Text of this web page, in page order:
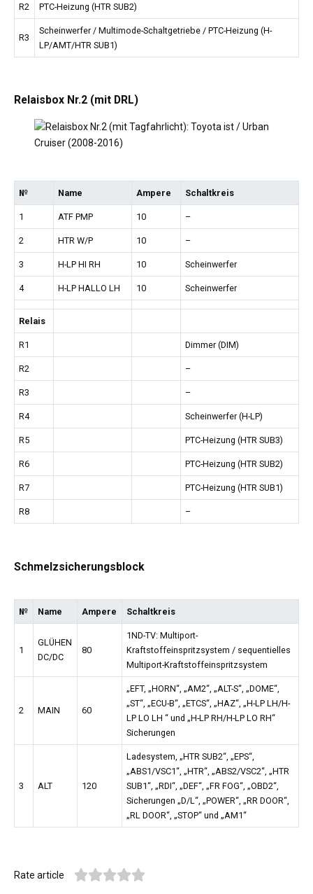
R2 PTC-Heizung (HTR SUB2)
R3
Scheinwerfer / Multimode-Schaltgetriebe / PTC-Heizung (H-
LP/AMT/HTR SUB1)
Relaisbox Nr.2 (mit DRL)
№ Name Ampere Schaltkreis
1 ATF PMP 10 –
2 HTR W/P 10 –
3 H-LP HI RH 10 Scheinwerfer
4 H-LP HALLO LH 10 Scheinwerfer
Relais
R1 Dimmer (DIM)
R2 –
R3 –
R4 Scheinwerfer (H-LP)
R5 PTC-Heizung (HTR SUB3)
R6 PTC-Heizung (HTR SUB2)
R7 PTC-Heizung (HTR SUB1)
R8 –
Schmelzsicherungsblock
№ Name Ampere Schaltkreis
1
GLÜHEN
DC/DC
80
1ND-TV: Multiport-
Kraftstoffeinspritzsystem / sequentielles
Multiport-Kraftstoffeinspritzsystem
2 MAIN 60
„EFT, „HORN“, „AM2“, „ALT-S“, „DOME“,
„ST“, „ECU-B“, „ETCS“, „HAZ“, „H-LP LH/H-
LP LO LH “ und „H-LP RH/H-LP LO RH“
Sicherungen
3 ALT 120
Ladesystem, „HTR SUB2“, „EPS“,
„ABS1/VSC1“, „HTR“, „ABS2/VSC2“, „HTR
SUB1“, „RDI“, „DEF“, „FR FOG“, „OBD2“,
Sicherungen „D/L“, „POWER“, „RR DOOR“,
„RL DOOR“, „STOP“ und „AM1“
Rate article